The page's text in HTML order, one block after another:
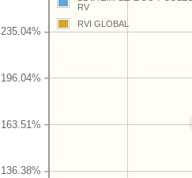
136.38%
163.51%
196.04%
235.04%
RV
RVI GLOBAL